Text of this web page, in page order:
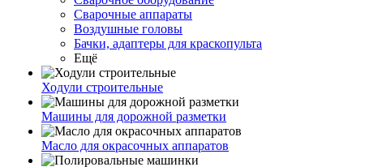
Сварочные аппараты
Воздушные головы
Бачки, адаптеры для краскопульта
Ещё
Ходули строительные
Машины для дорожной разметки
Масло для окрасочных аппаратов